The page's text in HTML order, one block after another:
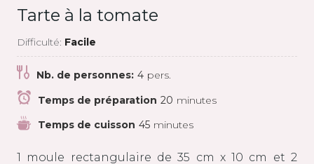
Tarte à la tomate
Difficulté: Facile
Nb. de personnes: 4 pers.
Temps de préparation 20 minutes
Temps de cuisson 45 minutes
1 moule rectangulaire de 35 cm x 10 cm et 2